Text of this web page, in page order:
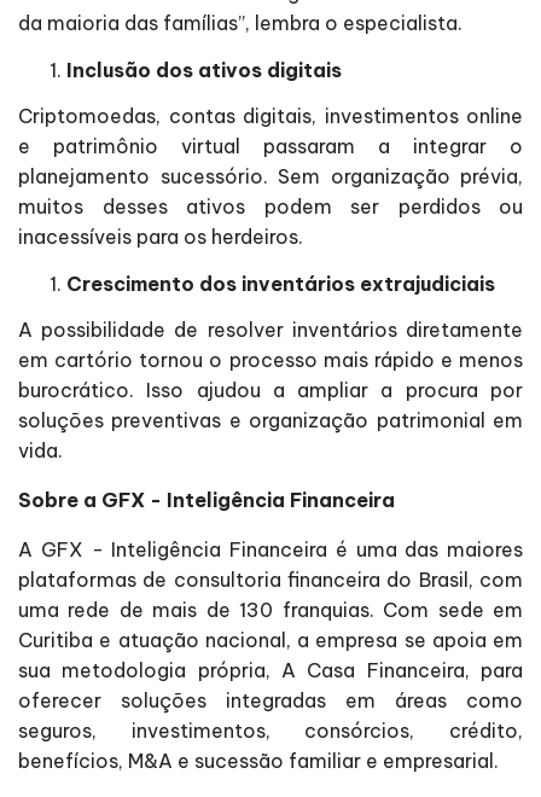
da maioria das famílias”, lembra o especialista.
Inclusão dos ativos digitais
Criptomoedas, contas digitais, investimentos online
e patrimônio virtual passaram a integrar o
planejamento sucessório. Sem organização prévia,
muitos desses ativos podem ser perdidos ou
inacessíveis para os herdeiros.
Crescimento dos inventários extrajudiciais
A possibilidade de resolver inventários diretamente
em cartório tornou o processo mais rápido e menos
burocrático. Isso ajudou a ampliar a procura por
soluções preventivas e organização patrimonial em
vida.
Sobre a GFX - Inteligência Financeira
A GFX - Inteligência Financeira é uma das maiores
plataformas de consultoria financeira do Brasil, com
uma rede de mais de 130 franquias. Com sede em
Curitiba e atuação nacional, a empresa se apoia em
sua metodologia própria, A Casa Financeira, para
oferecer soluções integradas em áreas como
seguros, investimentos, consórcios, crédito,
benefícios, M&A e sucessão familiar e empresarial.